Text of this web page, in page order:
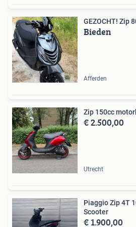
GEZOCHT! Zip
Bieden
Afferden
Zip 150cc
€ 2.500,00
Utrecht
Piaggio Zip 4T
Scooter
€ 1.900,00